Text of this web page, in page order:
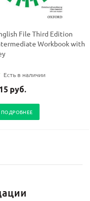
File Third Edition
Workbook with
Есть в наличии
руб.
ПОДРОБНЕЕ